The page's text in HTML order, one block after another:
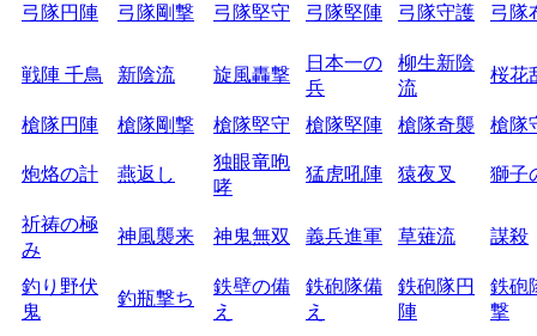
弓隊円陣 弓隊剛撃 弓隊堅守 弓隊堅陣 弓隊守護 弓隊
戦陣 千鳥 新陰流 旋風轟撃
日本一の
兵
柳生新陰
流
桜花
槍隊円陣 槍隊剛撃 槍隊堅守 槍隊堅陣 槍隊奇襲 槍隊
炮烙の計 燕返し
独眼竜咆
哮
猛虎吼陣 猿夜叉 獅子
祈祷の極
み
神風襲来 神鬼無双 義兵進軍 草薙流 謀殺
釣り野伏
鬼
釣瓶撃ち
鉄壁の備
え
鉄砲隊備
え
鉄砲隊円
陣
鉄砲
撃